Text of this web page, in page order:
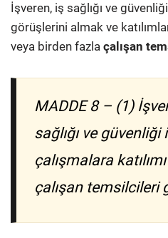
İşveren, iş sağlığı ve
görüşlerini almak ve
veya birden fazla çalışan
MADDE 8 – (1)
sağlığı ve güvenliği
çalışmalara
çalışan temsilcileri